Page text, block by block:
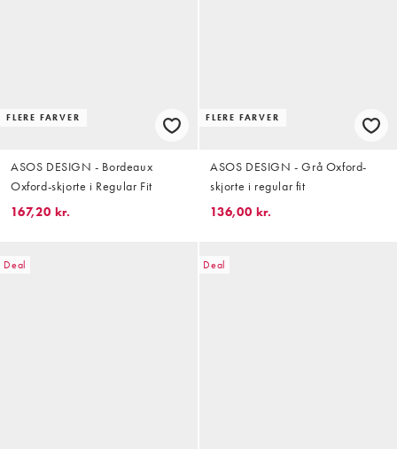
FLERE FARVER
ASOS DESIGN - Bordeaux
Oxford-skjorte i Regular Fit
167,20 kr.
FLERE FARVER
ASOS DESIGN - Grå Oxford-
skjorte i regular fit
136,00 kr.
Deal Deal